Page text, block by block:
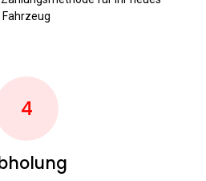
Fahrzeug
4